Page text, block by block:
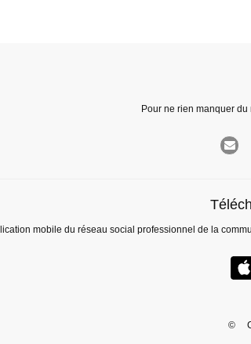
Pour ne rien manquer
mobile du réseau social professionnel de la
©